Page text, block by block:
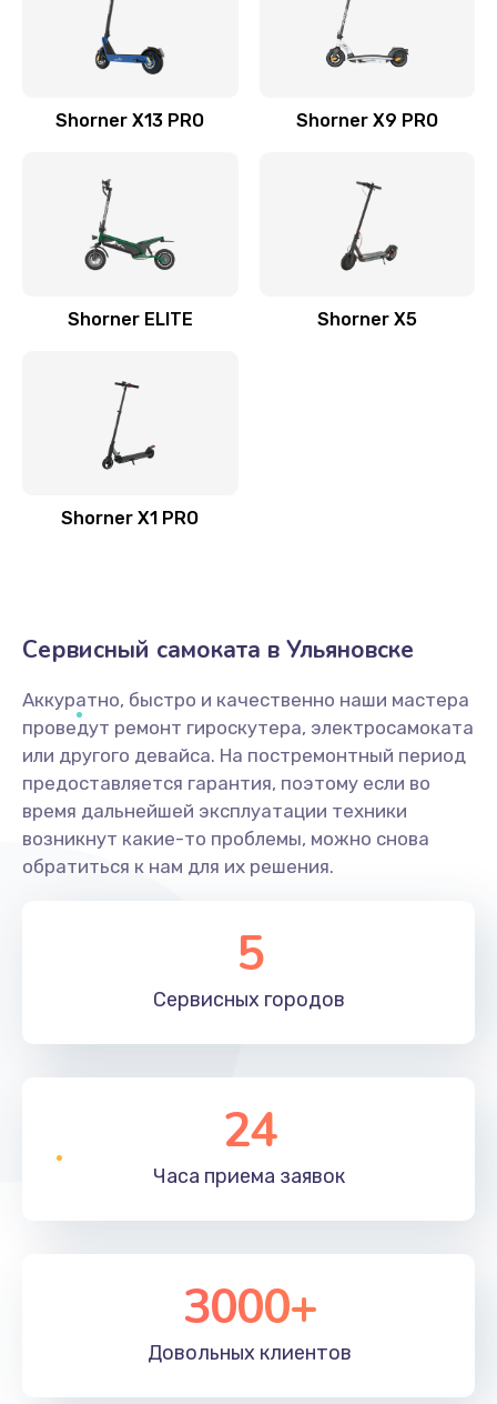
Shorner X13 PRO Shorner X9 PRO
Shorner ELITE Shorner X5
Shorner X1 PRO
Сервисный самоката в Ульяновске
Аккуратно, быстро и качественно наши мастера
проведут ремонт гироскутера, электросамоката
или другого девайса. На постремонтный период
предоставляется гарантия, поэтому если во
время дальнейшей эксплуатации техники
возникнут какие-то проблемы, можно снова
обратиться к нам для их решения.
5
Сервисных городов
24
Часа приема заявок
3000+
Довольных клиентов